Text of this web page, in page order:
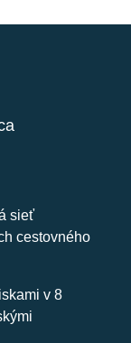
sieť
cestovného
v 8